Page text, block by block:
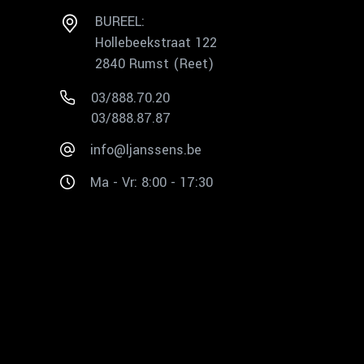
BUREEL:
Hollebeekstraat 122
2840 Rumst (Reet)
03/888.70.20
03/888.87.87
info@ljanssens.be
Ma - Vr: 8:00 - 17:30